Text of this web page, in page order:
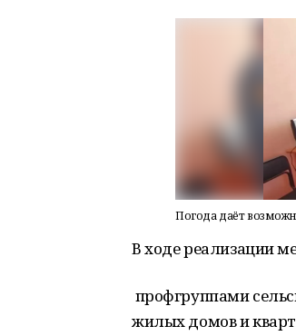
Погода даёт
В ходе реализации
профгруппами
жилых домов и